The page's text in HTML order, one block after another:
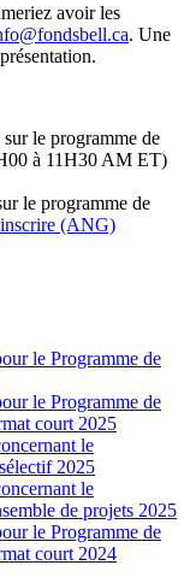
avoir les
. Une
le programme de
à 11H30 AM ET)
le programme de
(ANG)
le Programme de
le Programme de
court 2025
le
2025
le
de projets 2025
le Programme de
court 2024